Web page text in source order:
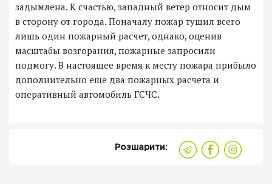
задымлена. К счастью, западный ветер относит дым
в сторону от города. Поначалу пожар тушил всего
лишь один пожарный расчет, однако, оценив
масштабы возгорания, пожарные запросили
подмогу. В настоящее время к месту пожара прибыло
дополнительно еще два пожарных расчета и
оперативный автомобиль ГСЧС.
Розшарити: